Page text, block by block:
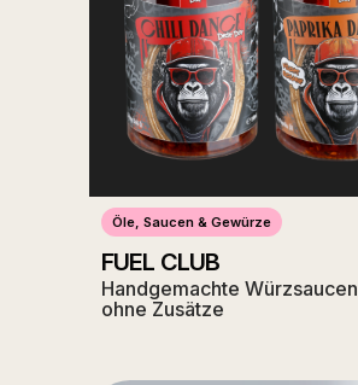
Öle, Saucen & Gewürze
FUEL CLUB
Handgemachte Würzsaucen
ohne Zusätze